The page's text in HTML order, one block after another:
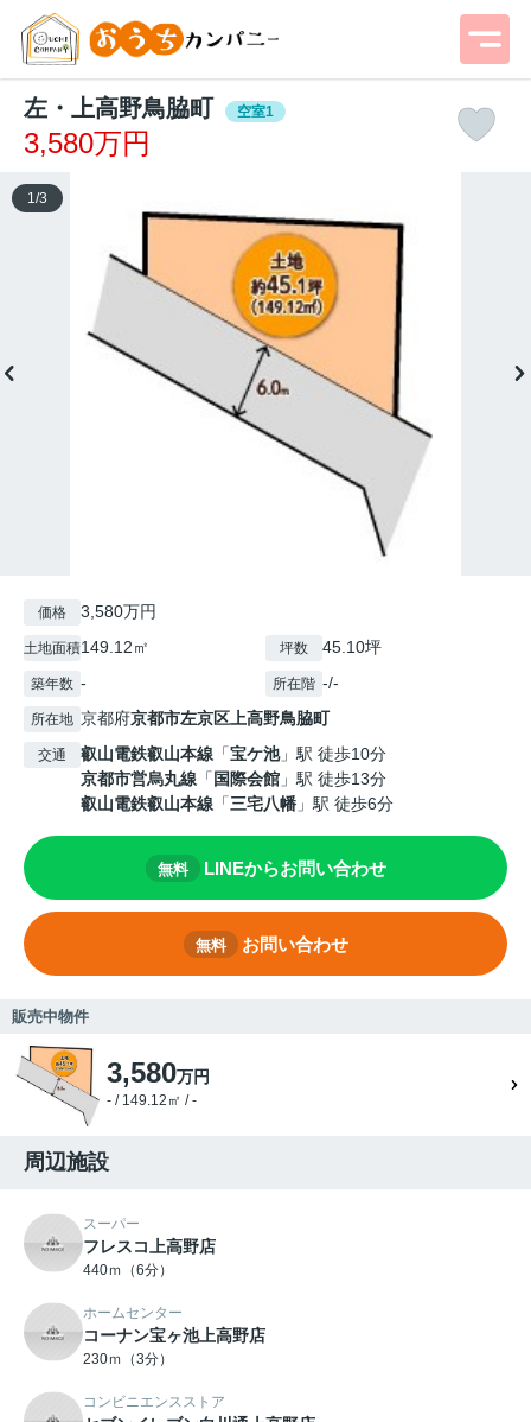
左・上高野鳥脇町 空室1
3,580万円
1 /3
価格 3,580万円
土地面積149.12㎡ 坪数 45.10坪
築年数 - 所在階 -/-
所在地 京都府京都市左京区 上高野鳥脇町
交通 叡山電鉄叡山本線 「宝ケ池」駅 徒歩10分
京都市営烏丸線 「 国際会館 」駅 徒歩13分
叡山電鉄叡山本線 「三宅八幡 」駅 徒歩6分
無料 LINEからお問い合わせ
無料 お問い合わせ
販売中物件
3,580万円
- / 149.12㎡ / -
周辺施設
スーパー
フレスコ上高野店
440ｍ（6分）
ホームセンター
コーナン宝ヶ池上高野店
230ｍ（3分）
コンビニエンスストア